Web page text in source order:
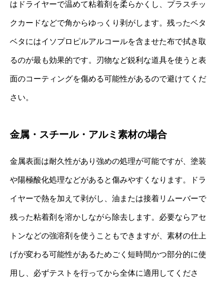
はドライヤーで温めて粘着剤を柔らかくし、プラスチッ
クカードなどで角からゆっくり剥がします。残ったベタ
ベタにはイソプロピルアルコールを含ませた布で拭き取
るのが最も効果的です。刃物など鋭利な道具を使うと表
面のコーティングを傷める可能性があるので避けてくだ
さい。
金属・スチール・アルミ素材の場合
金属表面は耐久性があり強めの処理が可能ですが、塗装
や陽極酸化処理などがあると傷みやすくなります。ドラ
イヤーで熱を加えて剥がし、油または接着リムーバーで
残った粘着剤を溶かしながら除去します。必要ならアセ
トンなどの強溶剤を使うこともできますが、素材の仕上
げが変わる可能性があるためごく短時間かつ部分的に使
用し、必ずテストを行ってから全体に適用してくださ